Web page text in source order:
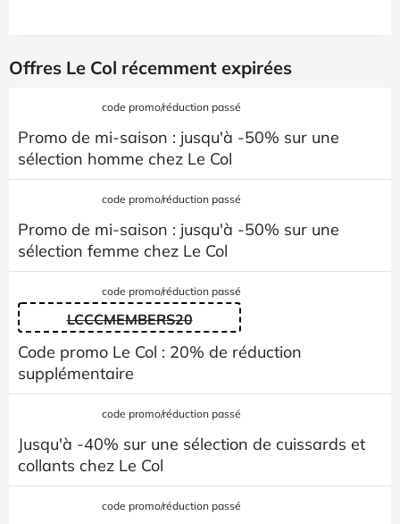
Offres Le Col récemment expirées
code promo/réduction passé
Promo de mi-saison : jusqu'à -50% sur une
sélection homme chez Le Col
code promo/réduction passé
Promo de mi-saison : jusqu'à -50% sur une
sélection femme chez Le Col
code promo/réduction passé
LCCCMEMBERS20
Code promo Le Col : 20% de réduction
supplémentaire
code promo/réduction passé
Jusqu'à -40% sur une sélection de cuissards et
collants chez Le Col
code promo/réduction passé